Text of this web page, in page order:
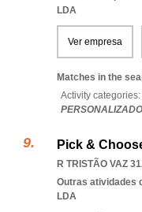
LDA
Ver empresa
Matches in the
Activity categories:
Pick &
R TRISTÃO VAZ
Outras atividades
LDA